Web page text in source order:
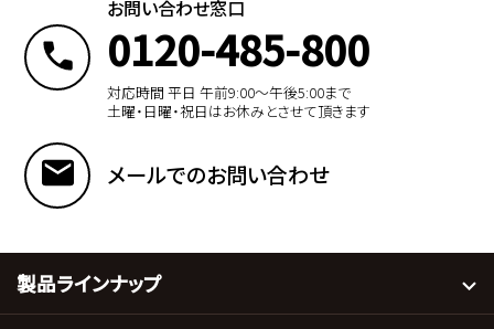
お問い合わせ窓口
0120-485-800
対応時間 平日 午前9:00〜午後5:00まで
土曜・日曜・祝日はお休みとさせて頂きます
メールでのお問い合わせ
製品ラインナップ